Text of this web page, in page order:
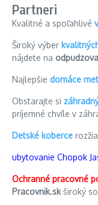
Partneri
Kvalitné a spoľahlivé
Široký výber
nájdete na
Najlepšie domáce
Obstarajte si
príjemné chvíle v
Detské koberce
ubytovanie Chopok
Ochranné pracovné
Pracovnik.skširoký